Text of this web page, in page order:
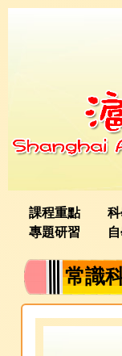
課程重點
專題研習
常識